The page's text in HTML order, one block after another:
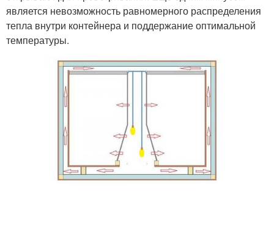
является невозможность равномерного распределения
тепла внутри контейнера и поддержание оптимальной
температуры.